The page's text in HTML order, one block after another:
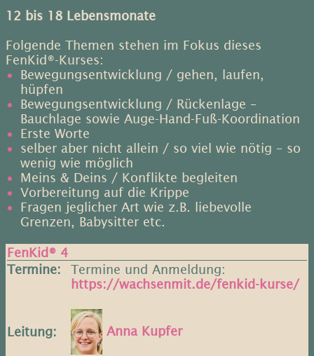
12 bis 18 Lebensmonate
Folgende Themen stehen im Fokus dieses
FenKid®-Kurses:
Bewegungsentwicklung / gehen, laufen,
hüpfen
Bewegungsentwicklung / Rückenlage –
Bauchlage sowie Auge-Hand-Fuß-Koordination
Erste Worte
selber aber nicht allein / so viel wie nötig – so
wenig wie möglich
Meins & Deins / Konflikte begleiten
Vorbereitung auf die Krippe
Fragen jeglicher Art wie z.B. liebevolle
Grenzen, Babysitter etc.
FenKid® 4
Termine:
Termine und Anmeldung: ​
https://wachsenmit.de/fenkid-kurse/
Leitung: Anna Kupfer